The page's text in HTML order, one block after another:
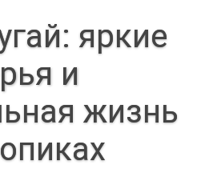
яркие
и
жизнь